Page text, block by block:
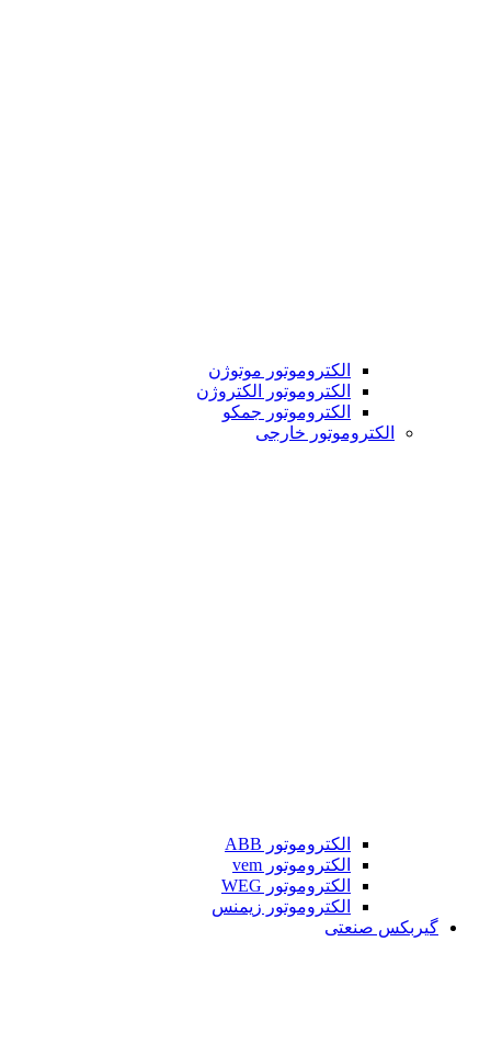
الکتروموتور موتوژن
الکتروموتور الکتروژن
الکتروموتور جمکو
الکتروموتور خارجی
الکتروموتور ABB
الکتروموتور vem
الکتروموتور WEG
الکتروموتور زیمنس
گیربکس صنعتی